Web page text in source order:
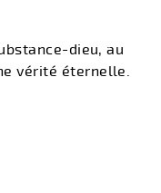
dieu, au
vérité éternelle.